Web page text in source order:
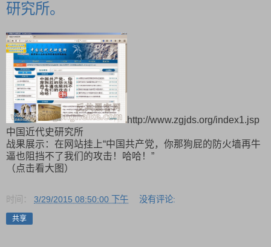
研究所。
http://www.zgjds.org/index1.jsp
中国近代史研究所
战果展示：在网站挂上“中国共产党，你那狗屁的防火墙再牛
逼也阻挡不了我们的攻击！哈哈！”
（点击看大图）
时间： 3/29/2015 08:50:00 下午 没有评论:
共享